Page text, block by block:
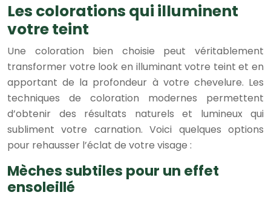
Les colorations qui illuminent
votre teint
Une coloration bien choisie peut véritablement
transformer votre look en illuminant votre teint et en
apportant de la profondeur à votre chevelure. Les
techniques de coloration modernes permettent
d’obtenir des résultats naturels et lumineux qui
subliment votre carnation. Voici quelques options
pour rehausser l’éclat de votre visage :
Mèches subtiles pour un effet
ensoleillé